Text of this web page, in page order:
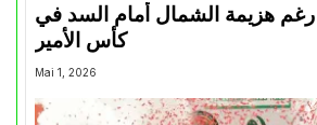
هزيمة الشمال أمام السد في
كأس الأمير
Mai 1, 2026